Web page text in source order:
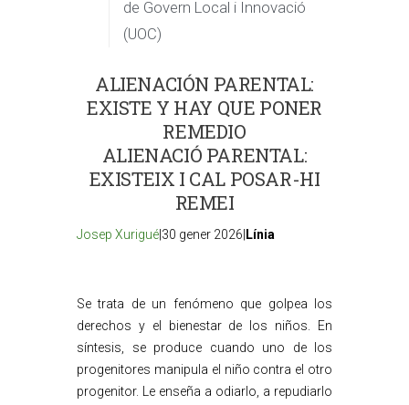
de Govern Local i Innovació
(UOC)
ALIENACIÓN PARENTAL:
EXISTE Y HAY QUE PONER
REMEDIO
ALIENACIÓ PARENTAL:
EXISTEIX I CAL POSAR-HI
REMEI
Josep Xurigué |30 gener 2026| Línia
Se trata de un fenómeno que golpea los
derechos y el bienestar de los niños. En
síntesis, se produce cuando uno de los
progenitores manipula el niño contra el otro
progenitor. Le enseña a odiarlo, a repudiarlo